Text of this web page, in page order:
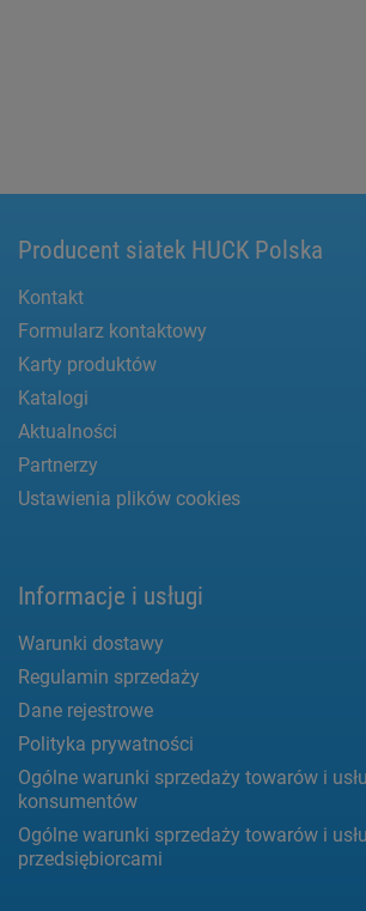
Producent siatek HUCK Polska
Kontakt
Formularz kontaktowy
Karty produktów
Katalogi
Aktualności
Partnerzy
Ustawienia plików cookies
Informacje i usługi
Warunki dostawy
Regulamin sprzedaży
Dane rejestrowe
Polityka prywatności
Ogólne warunki sprzedaży towarów i
konsumentów
Ogólne warunki sprzedaży towarów i
przedsiębiorcami